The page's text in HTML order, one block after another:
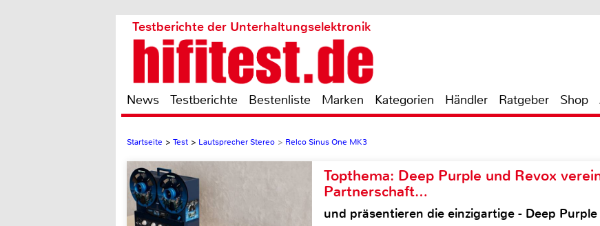
Testberichte der Unterhaltungselektronik
News Testberichte Bestenliste Marken Kategorien Händler Ratgeber Shop
Startseite > Test > Lautsprecher Stereo > Relco Sinus One MK3
Topthema: Deep Purple und Revox
Partnerschaft…
und präsentieren die einzigartige - Deep